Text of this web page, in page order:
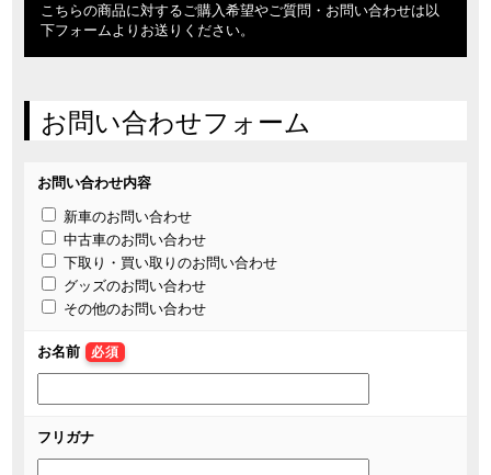
こちらの商品に対するご購入希望やご質問・お問い合わせは以
下フォームよりお送りください。
お問い合わせフォーム
お問い合わせ内容
新車のお問い合わせ
中古車のお問い合わせ
下取り・買い取りのお問い合わせ
グッズのお問い合わせ
その他のお問い合わせ
お名前 必須
フリガナ